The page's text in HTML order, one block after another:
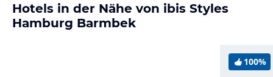
Hotels in der Nähe von ibis Styles
Hamburg Barmbek
100%